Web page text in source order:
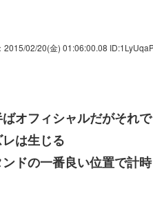
：2015/02/20(金) 01:06:00.08
オフィシャルだがそれ
は生じる
ドの一番良い位置で計